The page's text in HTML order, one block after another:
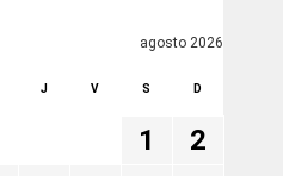
agosto 2026
J V S D
1
2